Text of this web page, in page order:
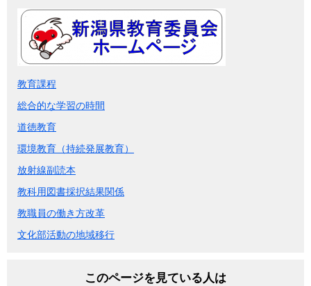
教育課程
総合的な学習の時間
道徳教育
環境教育（持続発展教育）
放射線副読本
教科用図書採択結果関係
教職員の働き方改革
文化部活動の地域移行
このページを見ている人は